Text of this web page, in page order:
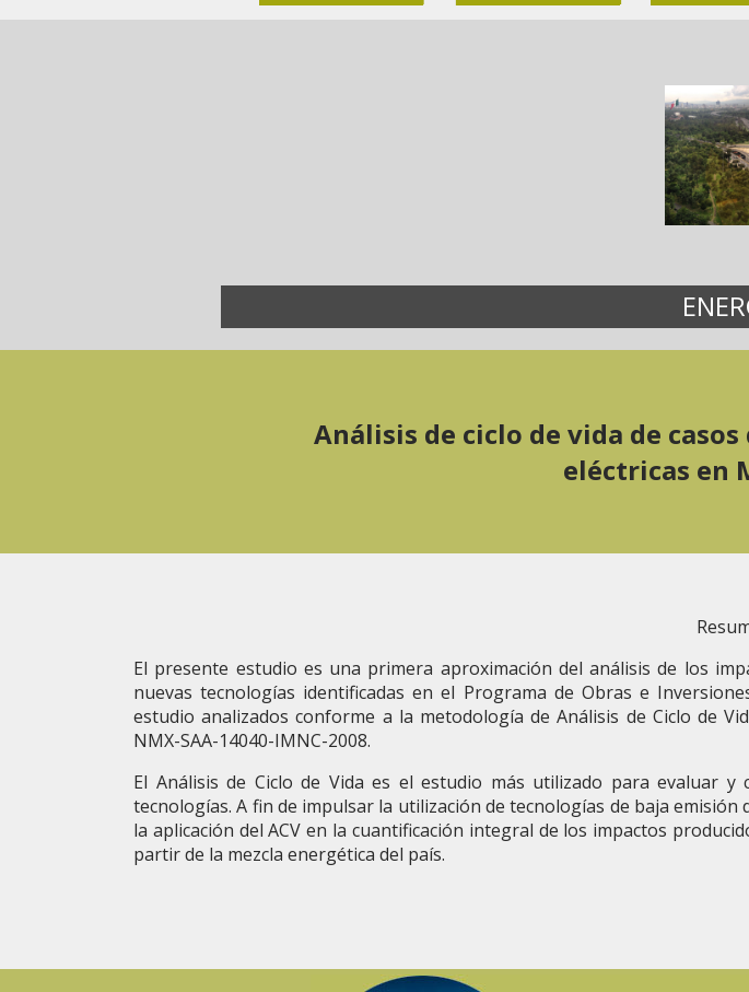
Análisis de ciclo de vida de
eléctricas en
El presente estudio es una primera aproximación del análisis de los
nuevas tecnologías identificadas en el Programa de Obras e
estudio analizados conforme a la metodología de Análisis de Ciclo de
NMX-SAA-14040-IMNC-2008.
El Análisis de Ciclo de Vida es el estudio más utilizado para evaluar
tecnologías. A fin de impulsar la utilización de tecnologías de baja
la aplicación del ACV en la cuantificación integral de los impactos
partir de la mezcla energética del país.